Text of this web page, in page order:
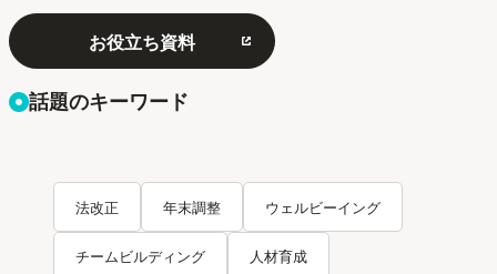
お役立ち資料
話題のキーワード
法改正 年末調整 ウェルビーイング
チームビルディング 人材育成